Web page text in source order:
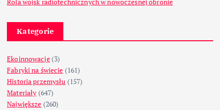
Rola wojsk radiotechnicznych w nowoczesnej obronie
Kategorie
Ekoinnowacje(3)
Fabryki na świecie (161)
Historia przemysłu (157)
Materiały (647)
Największe (260)